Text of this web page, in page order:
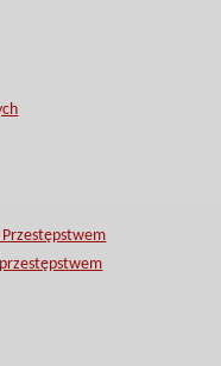
Przestępstwem